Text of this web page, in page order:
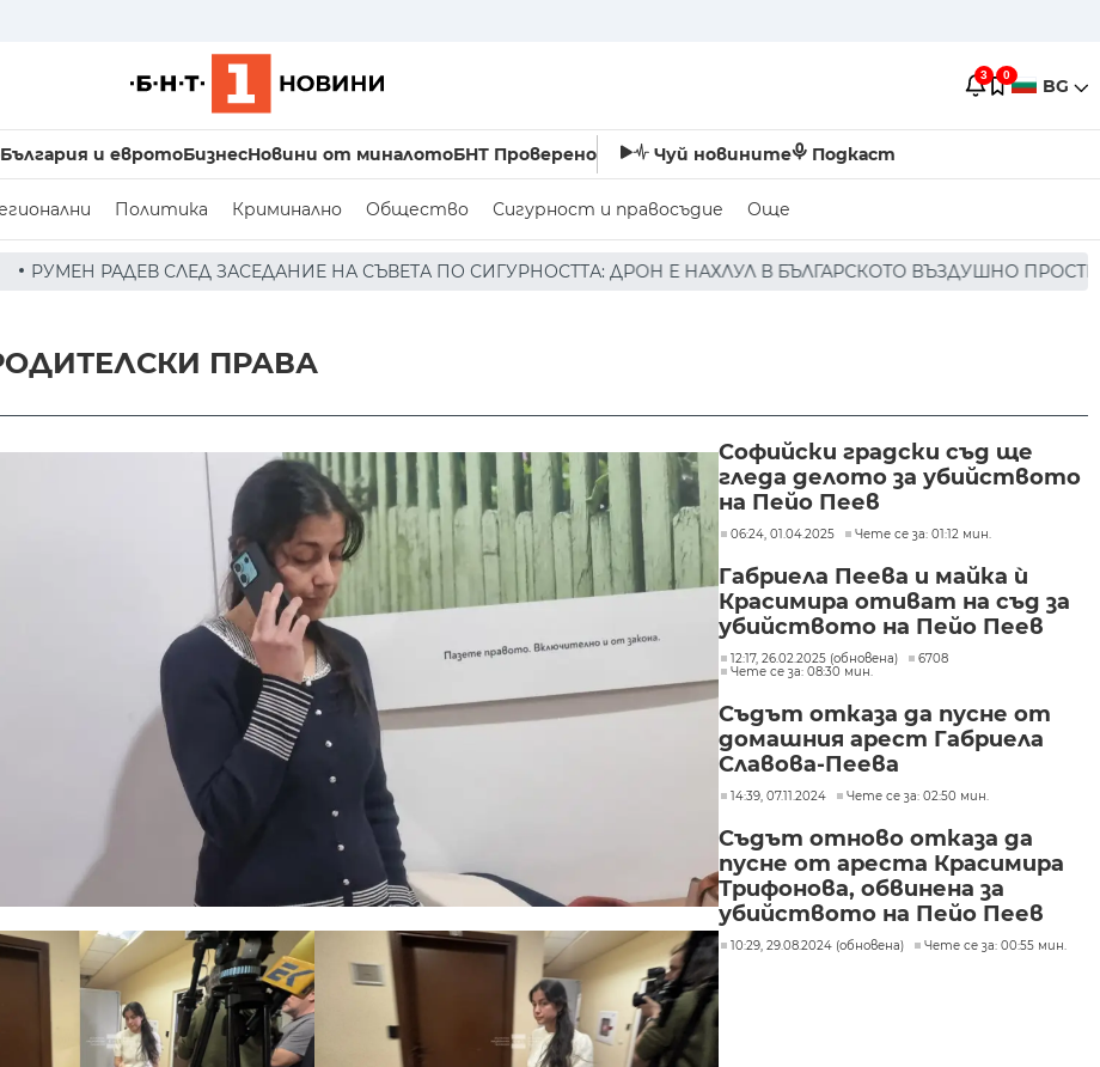
3 0 BG
България и евротоБизнесНовини от миналотоБНТ Проверено Чуй новините Подкаст
Политика Криминално Общество Сигурност и правосъдие Още
ЗАСЕДАНИЕ НА СЪВЕТА ПО СИГУРНОСТТА: ДРОН Е НАХЛУЛ В БЪЛГАРСКОТО ВЪЗДУШНО ПРОСТРАНСТВО * * *
ПРАВА
Софийски градски съд ще
гледа делото за убийството
на Пейо Пеев
06:24, 01.04.2025 Чете се за: 01:12 мин.
Габриела Пеева и майка ѝ
Красимира отиват на съд за
убийството на Пейо Пеев
12:17, 26.02.2025 (обновена)
6708
Чете се за: 08:30 мин.
Съдът отказа да пусне от
домашния арест Габриела
Славова-Пеева
14:39, 07.11.2024 Чете се за: 02:50 мин.
Съдът отново отказа да
пусне от ареста Красимира
Трифонова, обвинена за
убийството на Пейо Пеев
10:29, 29.08.2024 (обновена) Чете се за: 00:55 мин.